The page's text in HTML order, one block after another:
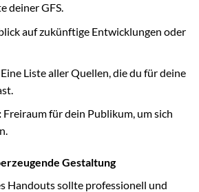
deiner GFS.
auf zukünftige Entwicklungen oder
Liste aller Quellen, die du für deine
Freiraum für dein Publikum, um sich
Gestaltung
Handouts sollte professionell und